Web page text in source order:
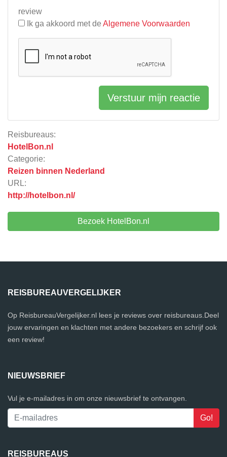
Reisbureaus:
HotelBon.nl
Categorie:
Reizen binnen Nederland
URL:
http://hotelbon.nl/
Bezoek HotelBon.nl
review
Ik ga akkoord met de Algemene Voorwaarden
Verstuur mijn reactie
REISBUREAUVERGELIJKER
Op ReisbureauVergelijker.nl lees je reviews over reisbureaus.Deel
jouw ervaringen en klachten met andere bezoekers en schrijf ook
een review!
NIEUWSBRIEF
Vul je e-mailadres in om onze nieuwsbrief te ontvangen.
REISBUREAUS